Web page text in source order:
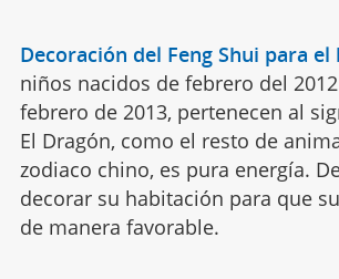
Decoración del Feng Shui para el
niños nacidos de febrero del
febrero de 2013, pertenecen al
El Dragón, como el resto de
zodiaco chino, es pura energía.
decorar su habitación para que
de manera favorable.